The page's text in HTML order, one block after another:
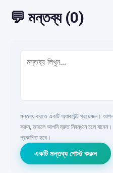
💬 মন্তব্য (0)
মন্তব্য করতে একটি অ্যাকাউন্ট প্রয়োজন।
করুন, তাহলে আপনি দ্রুত নিবন্ধনে চলে
প্রকাশিত হবে।
একটি মন্তব্য পোস্ট করুন